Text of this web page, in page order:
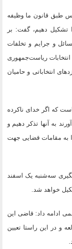
طبق قانون ما وظیفه
تشکیل دهیم، گفت: بر
و جرایم و تخلفات
ریاست‌جمهوری
انتخاباتی و حامیان
که اگر خدای ناکرده
به آنها تذکر دهیم و
را به مقامات قضایی جهت
سه‌شنبه یک اسفند
خواهد شد.
ادامه داد: قاضی این
و در این راستا تعیین